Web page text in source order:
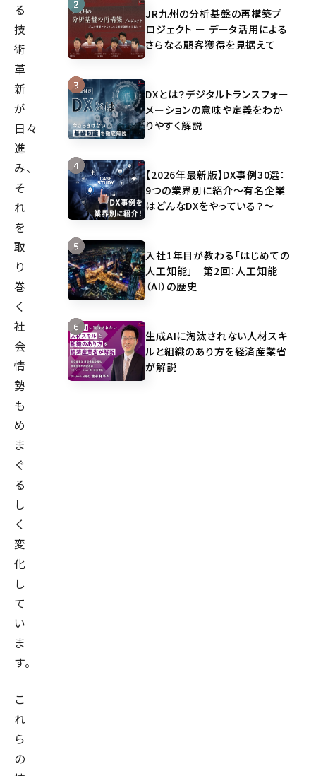
る
技
術
革
新
が
日々
進
み、
そ
れ
を
取
り
巻
く
社
会
情
勢
も
め
ま
ぐ
る
し
く
変
化
し
て
い
ま
す。
こ
れ
ら
の
JR九州の分析基盤の再構築プ
ロジェクト ー データ活用による
さらなる顧客獲得を見据えて
DXとは？デジタルトランスフォー
メーションの意味や定義をわか
りやすく解説
【2026年最新版】DX事例30選：
9つの業界別に紹介～有名企業
はどんなDXをやっている？～
入社1年目が教わる「はじめての
人工知能」 第2回：人工知能
（AI）の歴史
生成AIに淘汰されない人材スキ
ルと組織のあり方を経済産業省
が解説